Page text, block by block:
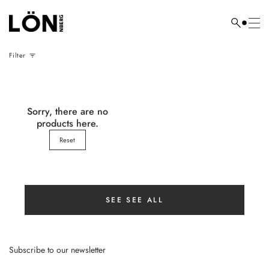
content
Search
Filter
Sorry, there are no
products here.
Reset
SEE SEE ALL
Subscribe to our newsletter